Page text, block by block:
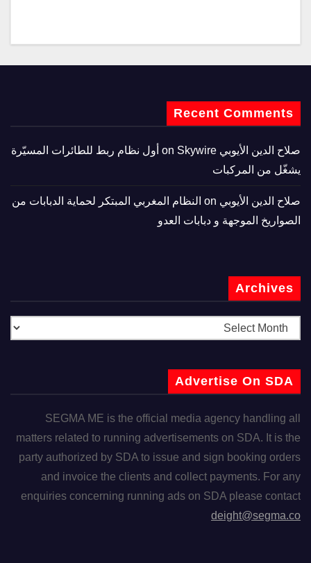
Recent Comments
صلاح الدين الأيوبي
Skywire أول نظام ربط للطائرات المسيّرة
يشغّل من المركبات
صلاح الدين الأيوبي
النظام المغربي المبتكر لحماية الدبابات من
الصواريخ الموجهة و دبابات العدو
Archives
Advertise On SDA
SEGMA ME is the official media agency handling all
matters related to running advertisements on SDA. It is the
party authorized by SDA to issue and sign booking orders
and invoice the clients and collect payments. For any
enquiries concerning running ads on SDA please contact
deight@segma.co